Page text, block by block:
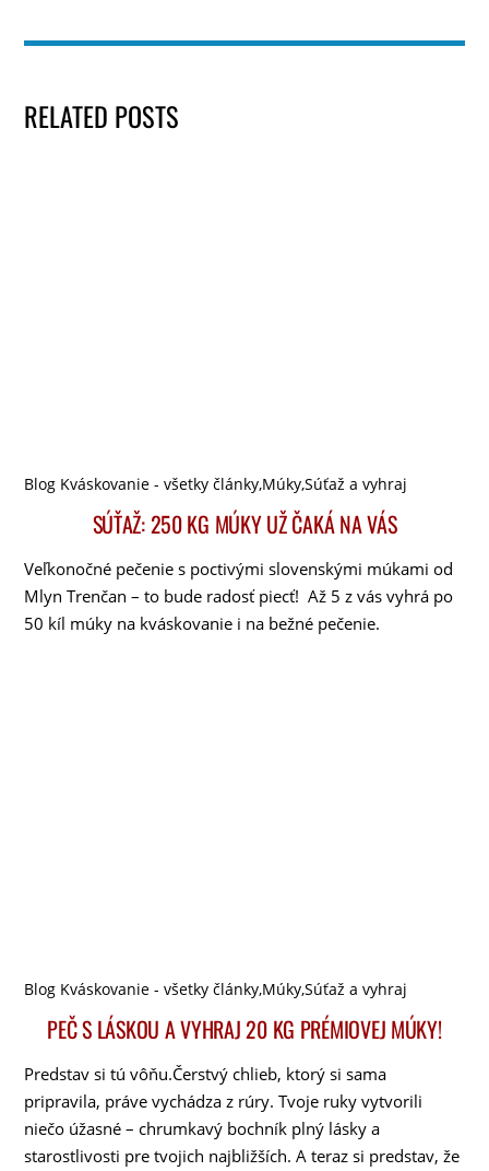
RELATED POSTS
Blog Kváskovanie - všetky články,Múky,Súťaž a vyhraj
SÚŤAŽ: 250 KG MÚKY UŽ ČAKÁ NA VÁS
Veľkonočné pečenie s poctivými slovenskými múkami od
Mlyn Trenčan – to bude radosť piecť! Až 5 z vás vyhrá po
50 kíl múky na kváskovanie i na bežné pečenie.
Blog Kváskovanie - všetky články,Múky,Súťaž a vyhraj
PEČ S LÁSKOU A VYHRAJ 20 KG PRÉMIOVEJ MÚKY!
Predstav si tú vôňu.Čerstvý chlieb, ktorý si sama
pripravila, práve vychádza z rúry. Tvoje ruky vytvorili
niečo úžasné – chrumkavý bochník plný lásky a
starostlivosti pre tvojich najbližších. A teraz si predstav, že